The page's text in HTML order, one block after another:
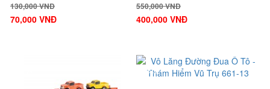
130,000 VNĐ
70,000 VNĐ
550,000 VNĐ
400,000 VNĐ
-38%